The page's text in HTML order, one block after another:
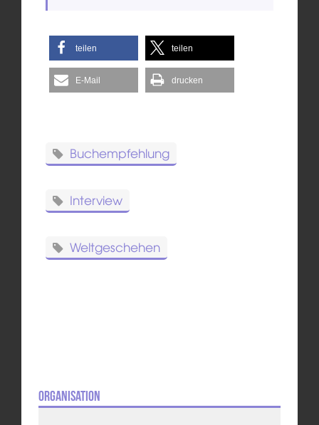
teilen teilen
E-Mail drucken
Buchempfehlung
Interview
Weltgeschehen
Organisation